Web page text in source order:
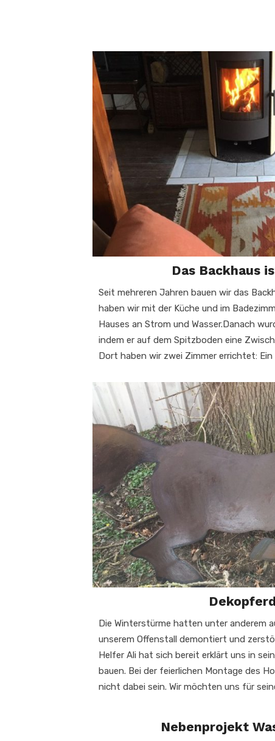
Das Backhaus
Seit mehreren Jahren bauen wir das
haben wir mit der Küche und im
Hauses an Strom und Wasser.Danach
indem er auf dem Spitzboden eine
Dort haben wir zwei Zimmer errichtet:
Die Winterstürme hatten unter anderem
unserem Offenstall demontiert und
Helfer Ali hat sich bereit erklärt uns in
bauen. Bei der feierlichen Montage des
nicht dabei sein. Wir möchten uns für
Nebenprojekt